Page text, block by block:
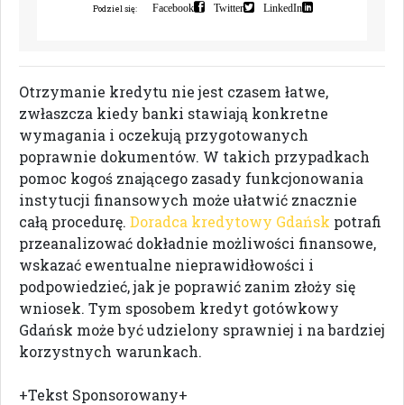
Podziel się: Facebook Twitter LinkedIn
Otrzymanie kredytu nie jest czasem łatwe,
zwłaszcza kiedy banki stawiają konkretne
wymagania i oczekują przygotowanych
poprawnie dokumentów. W takich przypadkach
pomoc kogoś znającego zasady funkcjonowania
instytucji finansowych może ułatwić znacznie
całą procedurę. Doradca kredytowy Gdańsk potrafi
przeanalizować dokładnie możliwości finansowe,
wskazać ewentualne nieprawidłowości i
podpowiedzieć, jak je poprawić zanim złoży się
wniosek. Tym sposobem kredyt gotówkowy
Gdańsk może być udzielony sprawniej i na bardziej
korzystnych warunkach.
+Tekst Sponsorowany+